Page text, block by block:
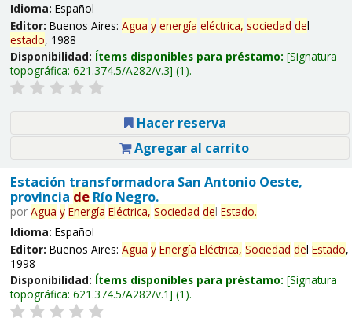
Idioma: Español
Editor: Buenos Aires: Agua y energía eléctrica, sociedad del
estado, 1988
Disponibilidad: Ítems disponibles para préstamo: Signatura
topográfica: 621.374.5/A282/v.3 (1).
Hacer reserva
Agregar al carrito
Estación transformadora San Antonio Oeste,
provincia deRío Negro.
por Agua y Energía Eléctrica, Sociedad del Estado.
Idioma: Español
Editor: Buenos Aires: Agua y Energía Eléctrica, Sociedad del Estado,
1998
Disponibilidad: Ítems disponibles para préstamo: Signatura
topográfica: 621.374.5/A282/v.1 (1).